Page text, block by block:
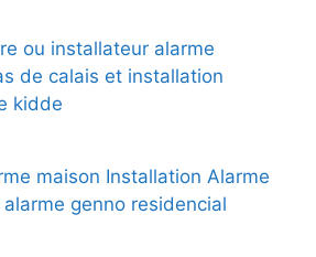
ou installateur alarme
de calais et installation
kidde
maison Installation Alarme
genno residencial